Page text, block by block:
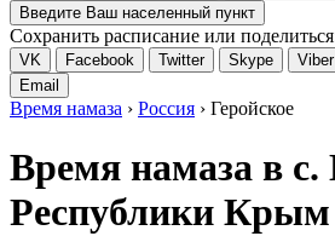
Введите Ваш населенный пункт
Сохранить расписание или
VK Facebook Twitter Skype Viber
Email
Время намаза › Россия › Геройское
Время намаза в с.
Республики Крым